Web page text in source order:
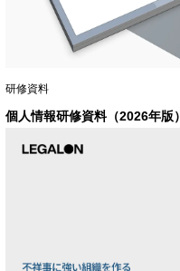
研修資料
個人情報研修資料（2026年版）